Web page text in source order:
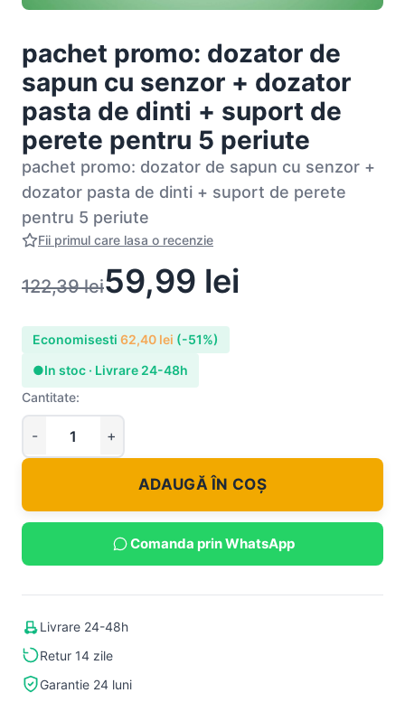
pachet promo: dozator de
sapun cu senzor + dozator
pasta de dinti + suport de
perete pentru 5 periute
pachet promo: dozator de sapun cu senzor +
dozator pasta de dinti + suport de perete
pentru 5 periute
Fii primul care lasa o recenzie
122,39lei59,99 lei
Economisesti 62,40 lei (-51%)
●In stoc · Livrare 24-48h
Cantitate:
ADAUGĂ ÎN COȘ
Comanda prin WhatsApp
Livrare 24-48h
Retur 14 zile
Garantie 24 luni